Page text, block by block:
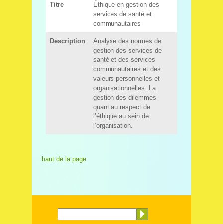
haut de la page